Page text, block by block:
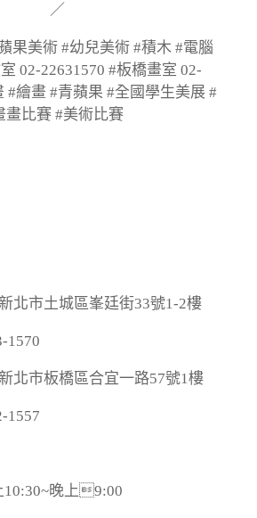
／
果美術 #幼兒美術 #積木 #電腦
02-22631570 #板橋畫室 02-
#繪畫 #青蘋果 #全國學生美展 #
畫比賽 #美術比賽
北市土城區峯廷街33號1-2樓
1570
北市板橋區合宜一路57號1樓
1557
10:30~晚上9:00